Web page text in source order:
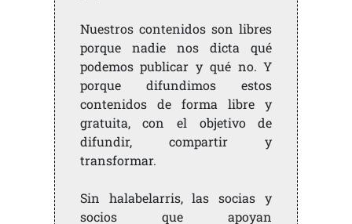
Nuestros contenidos son libres
porque nadie nos dicta qué
podemos publicar y qué no. Y
porque difundimos estos
contenidos de forma libre y
gratuita, con el objetivo de
difundir, compartir y
transformar.
Sin halabelarris, las socias y
socios que apoyan